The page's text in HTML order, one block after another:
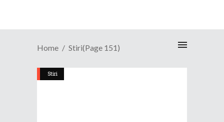
Home Stiri(Page 151)
Stiri